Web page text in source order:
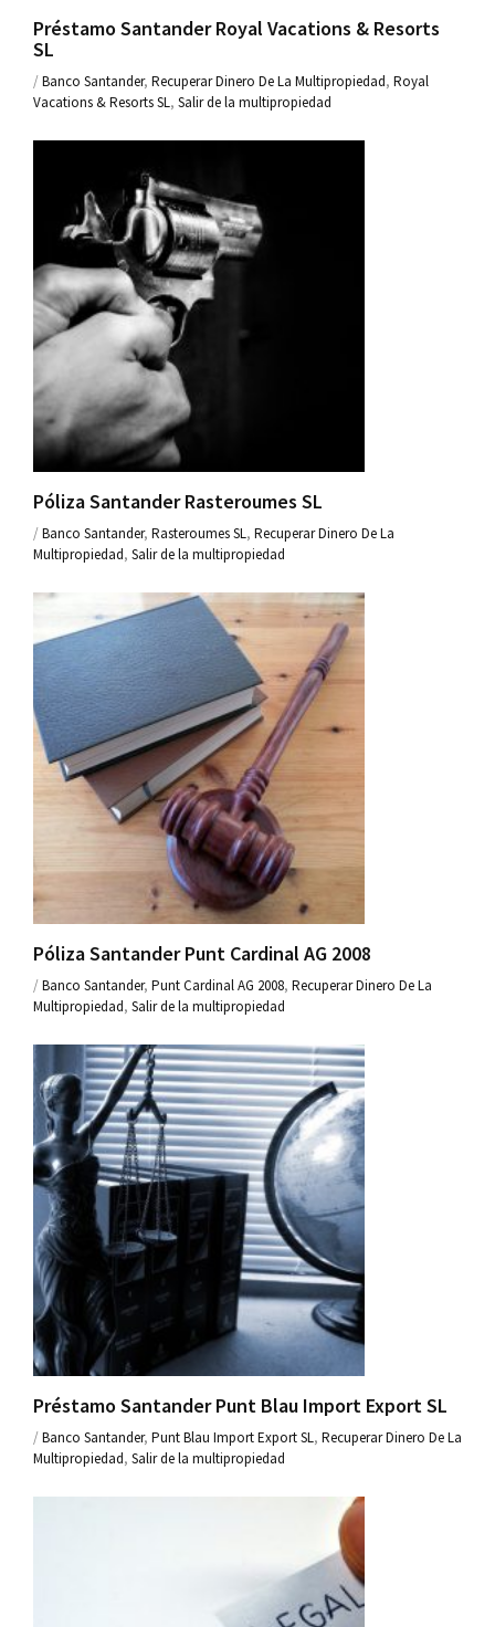
Préstamo Santander Royal Vacations & Resorts
SL
/Banco Santander, Recuperar Dinero De La Multipropiedad, Royal
Vacations & Resorts SL, Salir de la multipropiedad
Póliza Santander Rasteroumes SL
/Banco Santander, Rasteroumes SL, Recuperar Dinero De La
Multipropiedad, Salir de la multipropiedad
Póliza Santander Punt Cardinal AG 2008
/Banco Santander, Punt Cardinal AG 2008, Recuperar Dinero De La
Multipropiedad, Salir de la multipropiedad
Préstamo Santander Punt Blau Import Export SL
/Banco Santander, Punt Blau Import Export SL, Recuperar Dinero De La
Multipropiedad, Salir de la multipropiedad